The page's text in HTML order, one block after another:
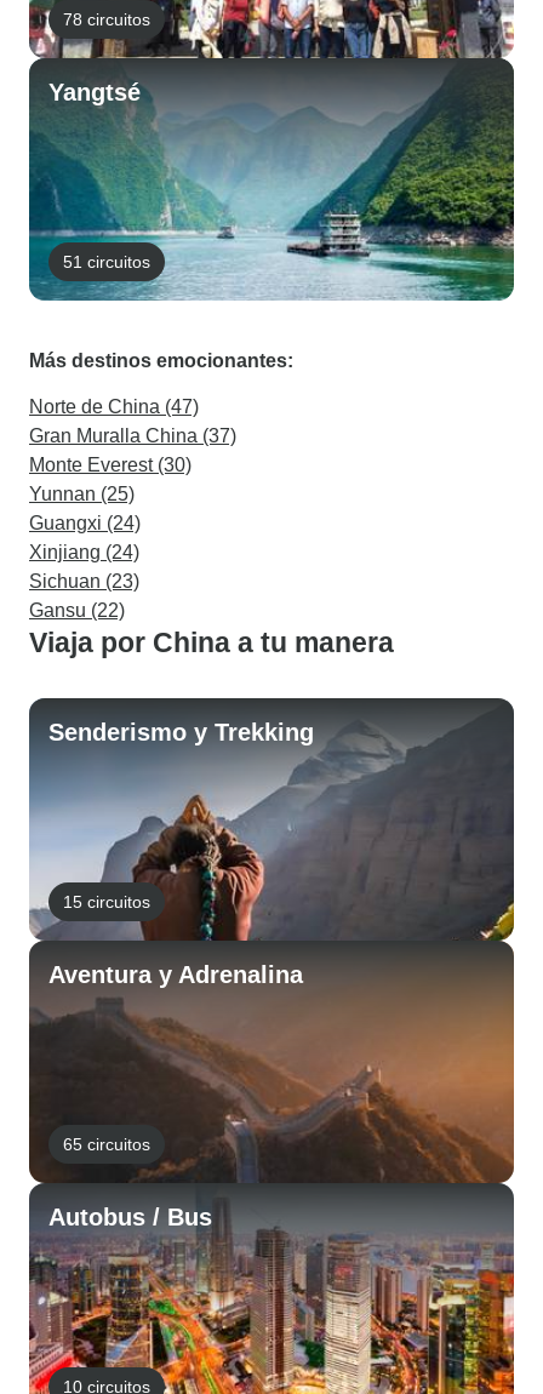
78 circuitos
Yangtsé
51 circuitos
Más destinos emocionantes:
Norte de China (47)
Gran Muralla China (37)
Monte Everest (30)
Yunnan (25)
Guangxi (24)
Xinjiang (24)
Sichuan (23)
Gansu (22)
Viaja por China a tu manera
Senderismo y Trekking
15 circuitos
Aventura y Adrenalina
65 circuitos
Autobus / Bus
10 circuitos